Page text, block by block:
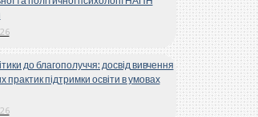
до благополуччя: досвід вивчення
практик підтримки освіти в умовах